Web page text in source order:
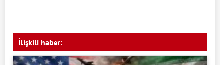
İlişkili haber: